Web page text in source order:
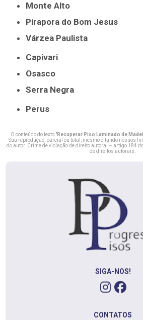
Monte Alto
Pirapora do Bom Jesus
Várzea Paulista
Capivari
Osasco
Serra Negra
Perus
O conteúdo do texto "Recuperar Piso Laminado de
Sua reprodução, parcial ou total, mesmo citando nossos
do autor. Crime de violação de direito autoral – artigo 184
de direitos autorais
SIGA-NOS!
CONTATOS